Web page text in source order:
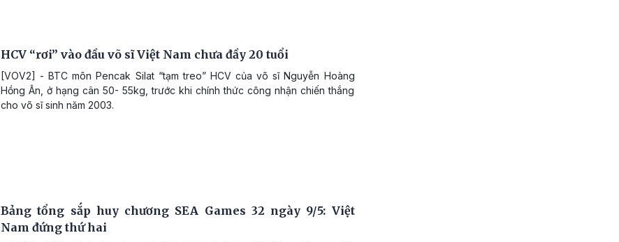
HCV “rơi” vào đầu võ sĩ Việt Nam chưa đầy 20 tuổi
[VOV2] - BTC môn Pencak Silat “tạm treo” HCV của võ sĩ Nguyễn Hoàng
Hồng Ân, ở hạng cân 50- 55kg, trước khi chính thức công nhận chiến thắng
cho võ sĩ sinh năm 2003.
Bảng tổng sắp huy chương SEA Games 32 ngày 9/5: Việt
Nam đứng thứ hai